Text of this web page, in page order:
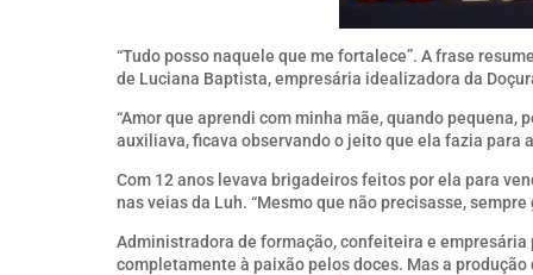
“Tudo posso naquele que me fortalece”. A frase
de Luciana Baptista, empresária idealizadora da
“Amor que aprendi com minha mãe, quando pequena,
auxiliava, ficava observando o jeito que ela fazia para
Com 12 anos levava brigadeiros feitos por ela para
nas veias da Luh. “Mesmo que não precisasse,
Administradora de formação, confeiteira e
completamente à paixão pelos doces. Mas a